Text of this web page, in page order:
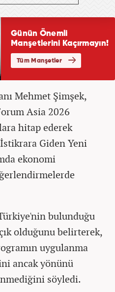
Mehmet Şimşek,
Asia 2026
hitap ederek
Giden Yeni
ekonomi
bulunduğu
olduğunu belirterek,
uygulanma
ancak yönünü
söyledi.